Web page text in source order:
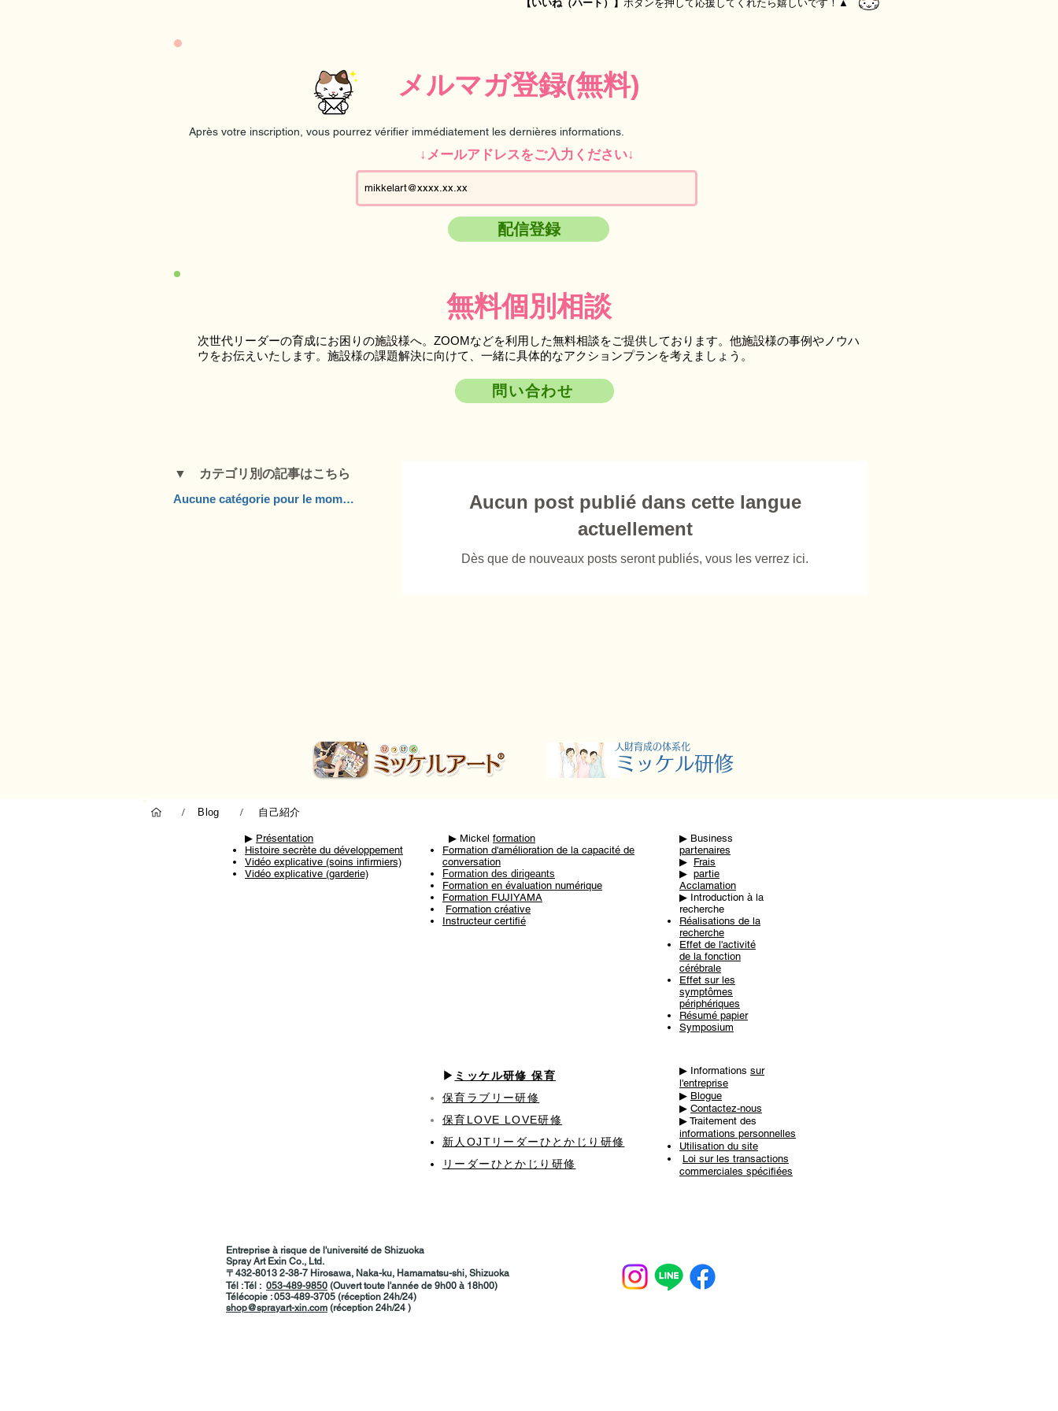
【いいね（ハート）】 ボタンを押して応援してくれたら嬉しいです！▲
メルマガ登録(無料)
Après votre inscription, vous pourrez vérifier immédiatement les dernières informations.
↓メールアドレスをご入力ください↓
配信登録
無料個別相談
次世代リーダーの育成にお困りの施設様へ。ZOOMなどを利用した無料相談をご提供しております。他施設様の事例やノウハ
ウをお伝えいたします。施設様の課題解決に向けて、一緒に具体的なアクションプランを考えましょう。
問い合わせ
▼ カテゴリ別の記事はこちら
Aucune catégorie pour le moment.
Aucun post publié dans cette langue
actuellement
Dès que de nouveaux posts seront publiés, vous les verrez ici.
​ミッケル研修
​人財育成の体系化
/ Blog / 自己紹介
▶︎ Présentation
Histoire secrète du développement
Vidéo explicative (soins infirmiers)
Vidéo explicative (garderie)
▶ ︎Mickel formation
Formation d'amélioration de la capacité de
conversation
Formation des dirigeants
Formation en évaluation numérique
Formation FUJIYAMA
Formation créative
Instructeur certifié
▶︎ ミッケル研修 保育
保育ラブリー研修
保育LOVE LOVE研修
新人OJT​リーダーひとかじり研修
リーダーひとかじり研修
▶ ︎Business
partenaires
▶ ︎ Frais
▶ ︎ partie
Acclamation
▶ ︎Introduction à la
recherche
Réalisations de la
recherche
Effet de l'activité
de la fonction
cérébrale
Effet sur les
symptômes
périphériques
Résumé papier
Symposium
▶ ︎Informations sur
l'entreprise
▶︎ Blogue
▶︎ Contactez-nous
▶ ︎Traitement des
informations personnelles
Utilisation du site
Loi sur les transactions
commerciales spécifiées
Entreprise à risque de l'université de Shizuoka
Spray Art Exin Co., Ltd.
〒432-8013 2-38-7 Hirosawa, Naka-ku, Hamamatsu-shi, Shizuoka
Tél : Tél : 053-489-9850 (Ouvert toute l'année de 9h00 à 18h00)
Télécopie : 053-489-3705 (réception 24h/24)
shop@sprayart-xin.com (réception 24h/24 )